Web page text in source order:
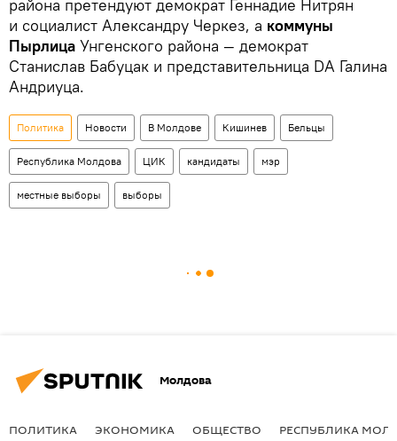
района претендуют демократ Геннадие Нитрян
и социалист Александру Черкез, а коммуны
Пырлица Унгенского района — демократ
Станислав Бабуцак и представительница DA Галина
Андриуца.
Политика Новости В Молдове Кишинев Бельцы
Республика Молдова ЦИК кандидаты мэр
местные выборы выборы
Молдова
ПОЛИТИКА ЭКОНОМИКА ОБЩЕСТВО РЕСПУБЛИКА